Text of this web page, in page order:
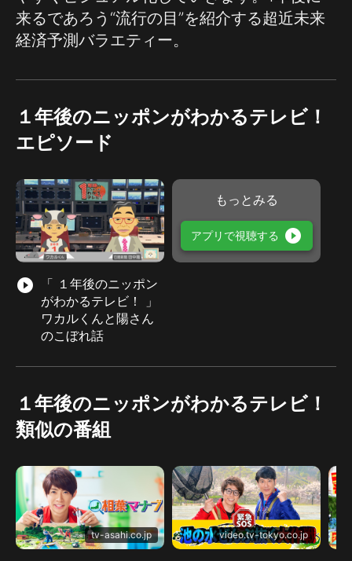
来るであろう“流行の目”を紹介する超近未来
経済予測バラエティー。
１年後のニッポンがわかるテレビ！
エピソード
play_circle_filled
「 １年後のニッポン
がわかるテレビ！ 」
ワカルくんと陽さん
のこぼれ話
もっとみる
アプリで視聴する play_circle_filled
１年後のニッポンがわかるテレビ！
類似の番組
tv-asahi.co.jp video.tv-tokyo.co.jp